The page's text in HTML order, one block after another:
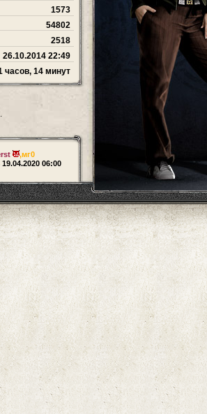
1573
54802
2518
26.10.2014 22:49
часов, 14 минут
,мг0
19.04.2020 06:00